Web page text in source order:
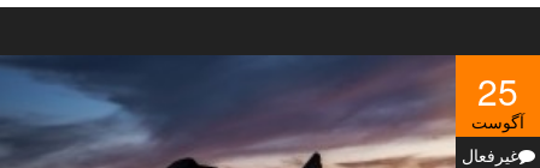
25
آگوست
غیرفعال